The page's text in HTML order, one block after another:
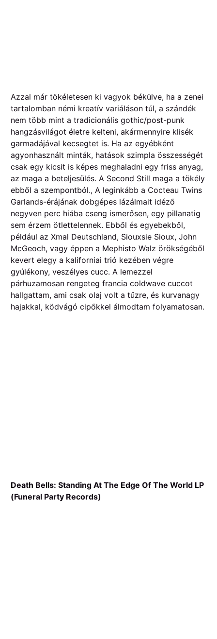
Azzal már tökéletesen ki vagyok békülve, ha a zenei
tartalomban némi kreatív variáláson túl, a szándék
nem több mint a tradicionális gothic/post-punk
hangzásvilágot életre kelteni, akármennyire klisék
garmadájával kecsegtet is. Ha az egyébként
agyonhasznált minták, hatások szimpla összességét
csak egy kicsit is képes meghaladni egy friss anyag,
az maga a beteljesülés. A Second Still maga a tökély
ebből a szempontból., A leginkább a Cocteau Twins
Garlands-érájának dobgépes lázálmait idéző
negyven perc hiába cseng ismerősen, egy pillanatig
sem érzem ötlettelennek. Ebből és egyebekből,
például az Xmal Deutschland, Siouxsie Sioux, John
McGeoch, vagy éppen a Mephisto Walz örökségéből
kevert elegy a kaliforniai trió kezében végre
gyúlékony, veszélyes cucc. A lemezzel
párhuzamosan rengeteg francia coldwave cuccot
hallgattam, ami csak olaj volt a tűzre, és kurvanagy
hajakkal, ködvágó cipőkkel álmodtam folyamatosan.
Death Bells: Standing At The Edge Of The World LP
(Funeral Party Records)